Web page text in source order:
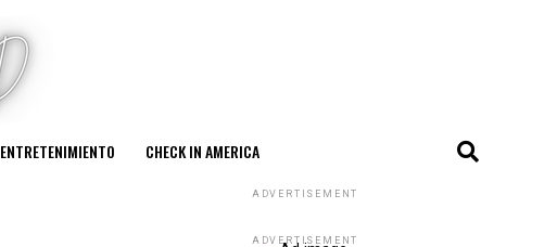
ENTRETENIMIENTO CHECK IN AMERICA
ADVERTISEMENT
ADVERTISEMENT